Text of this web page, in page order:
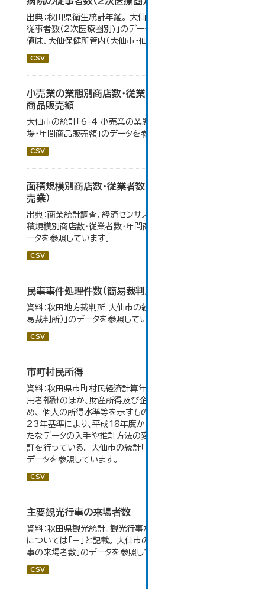
出典：秋田県衛生統計年鑑。 大仙市の統計「11-12 病院の
従事者数（2次医療圏別)」のデータを参照しています。 数
値は、大仙保健所管内（大仙市・仙北市・美郷町）の総数。
CSV
小売業の業態別商店数・従業者数・売場面積・年間
商品販売額
大仙市の統計「6-4 小売業の業態別商店数・従業者数・売
場・年間商品販売額」のデータを参照しています。
CSV
面積規模別商店数・従業者数・年間商品販売額（小
売業）
出典：商業統計調査、経済センサス。 大仙市の統計「6-5 面
積規模別商店数・従業者数・年間商品販売額（小売業）」のデ
ータを参照しています。
CSV
民事事件処理件数（簡易裁判所）
資料：秋田地方裁判所 大仙市の統計「12-14 民事事件（簡
易裁判所）」のデータを参照しています。
CSV
市町村民所得
資料：秋田県市町村民経済計算年報。市町村民所得は、雇
用者報酬のほか、財産所得及び企業所得も含んでいるた
め、 個人の所得水準等を示すものではない。数値は平成
23年基準により、平成18年度から作成されたもので、 新
たなデータの入手や推計方法の変更により、毎年度遡及改
訂を行っている。 大仙市の統計「16-2 市町村民所得」の
データを参照しています。
CSV
主要観光行事の来場者数
資料：秋田県観光統計。観光行事が開催されなかったもの
については「－」と記載。 大仙市の統計「15-1 主要観光行
事の来場者数」のデータを参照しています。
CSV